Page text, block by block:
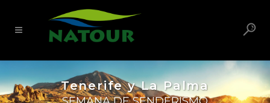
Tenerife y La Palma